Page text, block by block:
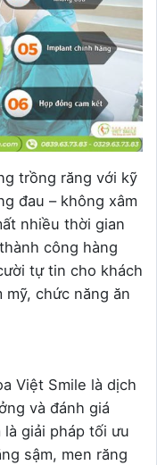
trồng răng với kỹ
đau – không xâm
nhiều thời gian
công hàng
tự tin cho khách
chức năng ăn
Việt Smile là dịch
và đánh giá
giải pháp tối ưu
sậm, men răng